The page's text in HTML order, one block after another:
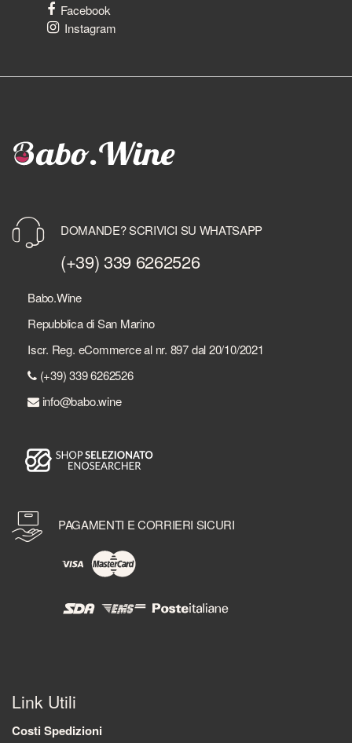
Facebook
Instagram
DOMANDE? SCRIVICI SU WHATSAPP
(+39) 339 6262526
Babo.Wine
Repubblica di San Marino
Iscr. Reg. eCommerce al nr. 897 dal 20/10/2021
(+39) 339 6262526
info@babo.wine
PAGAMENTI E CORRIERI SICURI
Link Utili
Costi Spedizioni